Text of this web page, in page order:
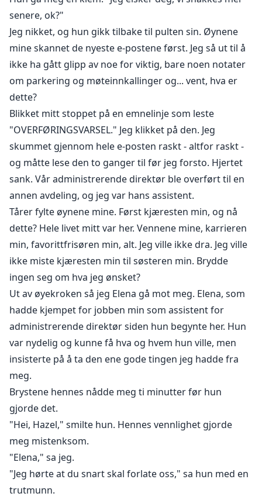
senere, ok?"
Jeg nikket, og hun gikk tilbake til pulten sin. Øynene
mine skannet de nyeste e-postene først. Jeg så ut til å
ikke ha gått glipp av noe for viktig, bare noen notater
om parkering og møteinnkallinger og... vent, hva er
dette?
Blikket mitt stoppet på en emnelinje som leste
"OVERFØRINGSVARSEL." Jeg klikket på den. Jeg
skummet gjennom hele e-posten raskt - altfor raskt -
og måtte lese den to ganger til før jeg forsto. Hjertet
sank. Vår administrerende direktør ble overført til en
annen avdeling, og jeg var hans assistent.
Tårer fylte øynene mine. Først kjæresten min, og nå
dette? Hele livet mitt var her. Vennene mine, karrieren
min, favorittfrisøren min, alt. Jeg ville ikke dra. Jeg ville
ikke miste kjæresten min til søsteren min. Brydde
ingen seg om hva jeg ønsket?
Ut av øyekroken så jeg Elena gå mot meg. Elena, som
hadde kjempet for jobben min som assistent for
administrerende direktør siden hun begynte her. Hun
var nydelig og kunne få hva og hvem hun ville, men
insisterte på å ta den ene gode tingen jeg hadde fra
meg.
Brystene hennes nådde meg ti minutter før hun
gjorde det.
"Hei, Hazel," smilte hun. Hennes vennlighet gjorde
meg mistenksom.
"Elena," sa jeg.
"Jeg hørte at du snart skal forlate oss," sa hun med en
trutmunn.